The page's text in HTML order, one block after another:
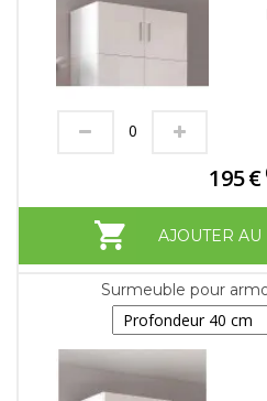
195€
AJOUTER
Surmeuble pour